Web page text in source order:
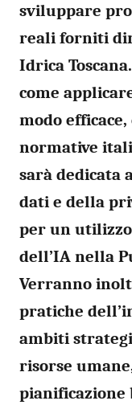
sviluppare
reali forniti
Idrica
come
modo
normative
sarà dedicata
dati e della
per un
dell’IA nella
Verranno
pratiche
ambiti
risorse umane
pianificazione